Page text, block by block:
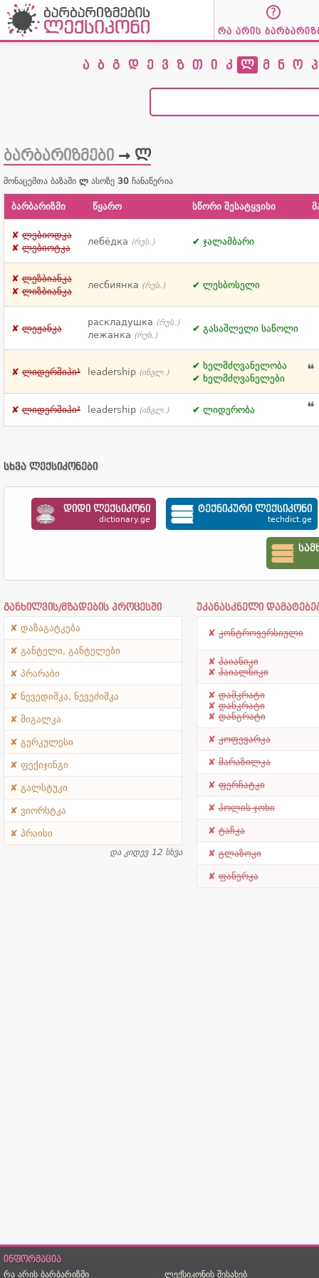
რა არის
ა ბ გ დ ე ვ ზ თ ი კ ლ მ ნ ო პ
ბარბარიზმები → ლ
მონაცემთა ბაზაში ლ ასოზე 30 ჩანაწერია
ბარბარიზმი წყარო სწორი შესატყვისი
ლებიოდკა
ლებიოტკა
лебёдка (რუს.) ჯალამბარი
ლეზბიანკა
ლიზბიანკა
лесбиянка (რუს.) ლესბოსელი
ლეჟანკა
раскладушка (რუს.)
лежанка (რუს.)
გასაშლელი საწოლი
ლიდერშიპი¹ leadership (ინგლ.)
ხელმძღვანელობა
ხელმძღვანელები
ლიდერშიპი² leadership (ინგლ.) ლიდერობა
სხვა ლექსიკონები
დიდი ლექსიკონი
dictionary.ge
ტექნიკური ლექსიკონი
techdict.ge
განხილვის/მზადების პროცესში
დაზაგატკება
განტელი, განტელები
პრარაბი
ნევედიმკა, ნევეძიმკა
მიგალკა
გერკულესი
ფექიჯინგი
გალსტუკი
ვიორსტკა
პრაისი
და კიდევ 12 სხვა
უკანასკნელი
კონტროვერსიული
პაიანიკი
პაიალნიკი
დამკრატი
დანკრატი
დანგრატი
კოფევარკა
მარაზილკა
ფერჩატკი
პოლის ჯოხი
ტაჩკა
გლაზოკი
ფანერკა
ინფორმაცია
რა არის ბარბარიზმი
ლექსიკონის შესახებ